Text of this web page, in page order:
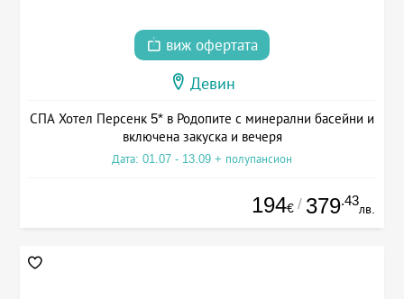
виж офертата
Девин
СПА Хотел Персенк 5* в Родопите с минерални басейни и
включена закуска и вечеря
Дата: 01.07 - 13.09 + полупансион
194€ / 379.43
лв.